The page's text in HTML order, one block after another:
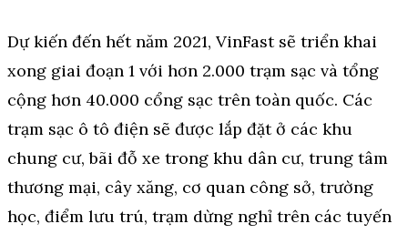
Dự kiến đến hết năm 2021, VinFast sẽ triển khai
xong giai đoạn 1 với hơn 2.000 trạm sạc và tổng
cộng hơn 40.000 cổng sạc trên toàn quốc. Các
trạm sạc ô tô điện sẽ được lắp đặt ở các khu
chung cư, bãi đỗ xe trong khu dân cư, trung tâm
thương mại, cây xăng, cơ quan công sở, trường
học, điểm lưu trú, trạm dừng nghỉ trên các tuyến